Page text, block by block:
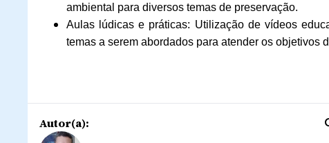
ambiental para diversos temas de preservação.
Aulas lúdicas e práticas: Utilização de vídeos
temas a serem abordados para atender os objetivos
Autor(a):